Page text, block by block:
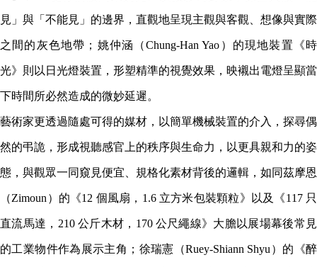
見」與「不能見」的邊界，直觀地呈現主觀與客觀、想像與實際
之間的灰色地帶；姚仲涵（Chung-Han Yao）的現地裝置《時
光》則以日光燈裝置，形塑精準的視覺效果，映襯出電燈呈顯當
下時間所必然造成的微妙延遲。
藝術家更透過隨處可得的媒材，以簡單機械裝置的介入，探尋偶
然的弔詭，形成視聽感官上的秩序與生命力，以更具親和力的姿
態，與觀眾一同窺見便宜、規格化素材背後的邏輯，如同茲摩恩
（Zimoun）的《12 個風扇，1.6 立方米包裝顆粒》以及《117 只
直流馬達，210 公斤木材，170 公尺繩線》大膽以展場幕後常見
的工業物件作為展示主角；徐瑞憲（Ruey-Shiann Shyu）的《醉